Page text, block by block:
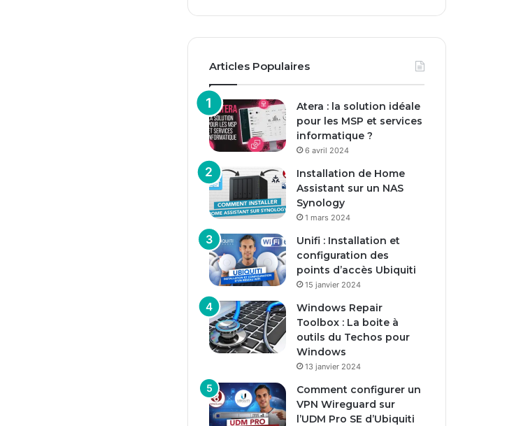
Articles Populaires
Atera : la solution idéale
pour les MSP et services
informatique ?
6 avril 2024
Installation de Home
Assistant sur un NAS
Synology
1 mars 2024
Unifi : Installation et
configuration des
points d’accès Ubiquiti
15 janvier 2024
Windows Repair
Toolbox : La boite à
outils du Techos pour
Windows
13 janvier 2024
Comment configurer un
VPN Wireguard sur
l’UDM Pro SE d’Ubiquiti